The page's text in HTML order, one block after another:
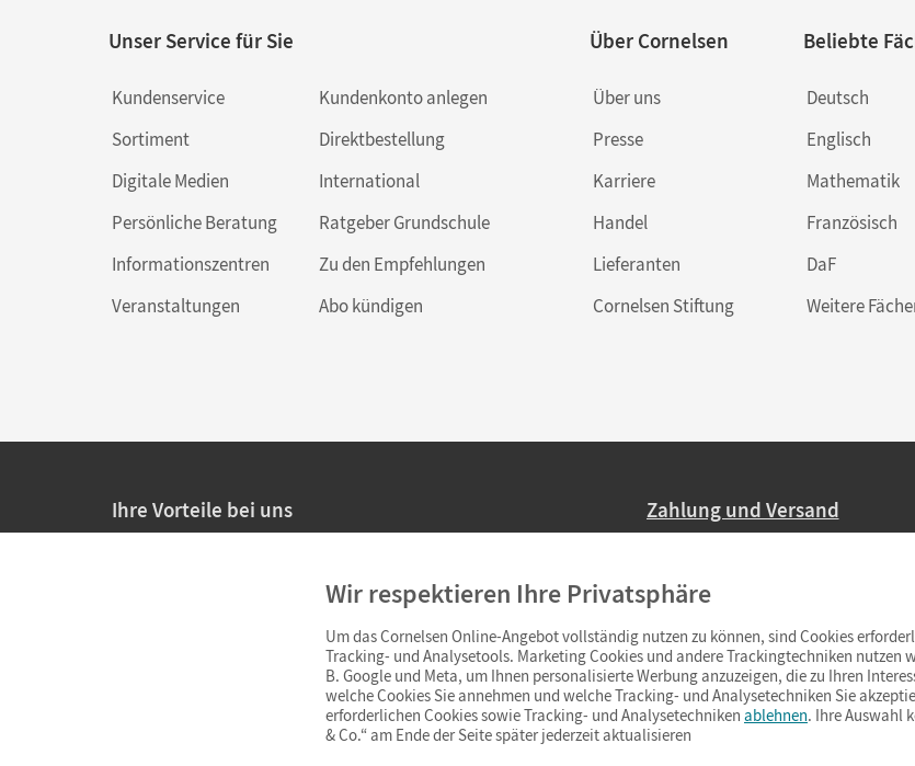
Unser Service für Sie
Kundenservice
Sortiment
Digitale Medien
Persönliche Beratung
Informationszentren
Veranstaltungen
Kundenkonto anlegen
Direktbestellung
International
Ratgeber Grundschule
Zu den Empfehlungen
Abo kündigen
Über Cornelsen
Über uns
Presse
Karriere
Handel
Lieferanten
Cornelsen Stiftung
Beliebte
Deutsch
Englisch
Mathematik
Französisch
DaF
Weitere
Ihre Vorteile bei uns
Persönliche Angebote für Lehrkräfte
Sicheres Einkaufen mit SSL-Verschlüsselung
Widerrufsfristvon 4 Wochen
Schnelle und einfache Retourenabwicklung
Zahlung und Versand
Ab 59,– EUR Bestellwert
(Lieferung in 3–6 Tagen).
Wir respektieren Ihre Privatsphäre
Um das Cornelsen Online-Angebot vollständig nutzen zu können, sind Cookies
Tracking- und Analysetools. Marketing Cookies und andere Trackingtechniken nutzen
B. Google und Meta, um Ihnen personalisierte Werbung anzuzeigen, die zu Ihren
welche Cookies Sie annehmen und welche Tracking- und Analysetechniken Sie
erforderlichen Cookies sowie Tracking- und Analysetechniken ablehnen. Ihre Auswahl
& Co.“ am Ende der Seite später jederzeit aktualisieren